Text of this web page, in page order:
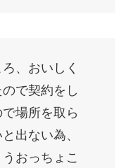
、おいしく
で契約をし
場所を取ら
出ない為、
おっちょこ